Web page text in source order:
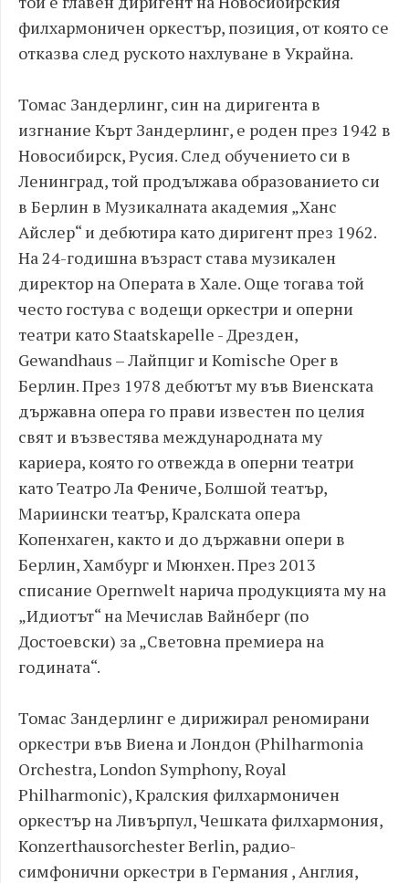
филхармоничен оркестър, позиция, от която се
отказва след руското нахлуване в Украйна.
Томас Зандерлинг, син на диригента в
изгнание Кърт Зандерлинг, е роден през 1942 в
Новосибирск, Русия. След обучението си в
Ленинград, той продължава образованието си
в Берлин в Музикалната академия „Ханс
Айслер“ и дебютира като диригент през 1962.
На 24-годишна възраст става музикален
директор на Операта в Хале. Още тогава той
често гостува с водещи оркестри и оперни
театри като Staatskapelle - Дрезден,
Gewandhaus – Лайпциг и Komische Oper в
Берлин. През 1978 дебютът му във Виенската
държавна опера го прави известен по целия
свят и възвестява международната му
кариера, която го отвежда в оперни театри
като Театро Ла Фениче, Болшой театър,
Мариински театър, Кралската опера
Копенхаген, както и до държавни опери в
Берлин, Хамбург и Мюнхен. През 2013
списание Opernwelt нарича продукцията му на
„Идиотът“ на Мечислав Вайнберг (по
Достоевски) за „Световна премиера на
годината“.
Томас Зандерлинг е дирижирал реномирани
оркестри във Виена и Лондон (Philharmonia
Orchestra, London Symphony, Royal
Philharmonic), Кралския филхармоничен
оркестър на Ливърпул, Чешката филхармония,
Konzerthausorchester Berlin, радио-
симфонични оркестри в Германия , Англия,